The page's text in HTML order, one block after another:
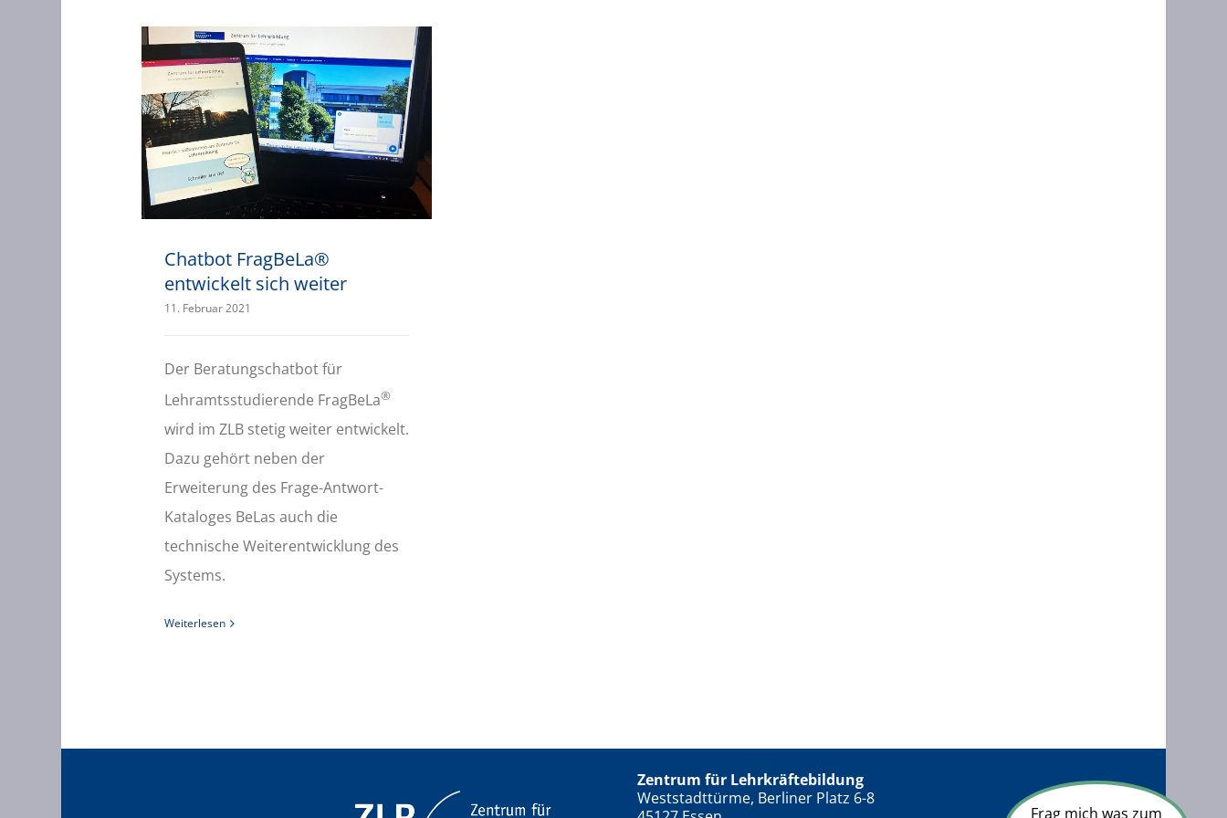
Chatbot FragBeLa®
entwickelt sich weiter
11. Februar 2021
Der Beratungschatbot für
Lehramtsstudierende FragBeLa®
wird im ZLB stetig weiter entwickelt.
Dazu gehört neben der
Erweiterung des Frage-Antwort-
Kataloges BeLas auch die
technische Weiterentwicklung des
Systems.
Weiterlesen
Zentrum für Lehrkräftebildung
Weststadttürme, Berliner Platz 6-8
Frag mich was zum